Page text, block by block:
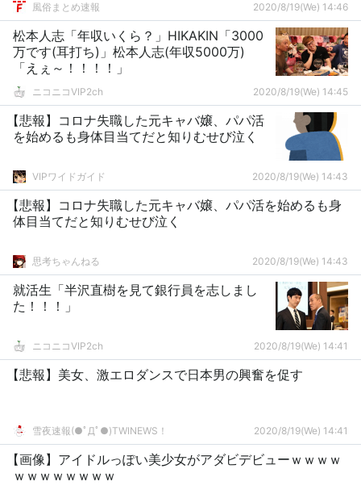
風俗まとめ速報 2020/8/19(We) 14:46
松本人志「年収いくら？」HIKAKIN「3000
万です(耳打ち)」松本人志(年収5000万)
「えぇ～！！！！」
ニコニコVIP2ch 2020/8/19(We) 14:45
【悲報】コロナ失職した元キャバ嬢、パパ活
を始めるも身体目当てだと知りむせび泣く
VIPワイドガイド 2020/8/19(We) 14:43
【悲報】コロナ失職した元キャバ嬢、パパ活を始めるも身
体目当てだと知りむせび泣く
思考ちゃんねる 2020/8/19(We) 14:43
就活生「半沢直樹を見て銀行員を志しまし
た！！！」
ニコニコVIP2ch 2020/8/19(We) 14:41
【悲報】美女、激エロダンスで日本男の興奮を促す
雪夜速報(●ﾟДﾟ●)TWINEWS！ 2020/8/19(We) 14:41
【画像】アイドルっぽい美少女がアダビデビューｗｗｗｗ
ｗｗｗｗｗｗｗｗ